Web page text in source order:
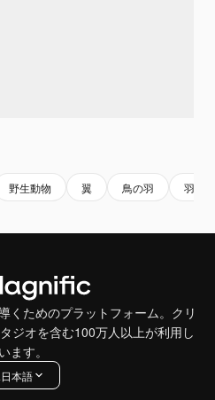
野生動物 翼 鳥の羽 羽
くためのプラットフォーム。クリ
ジオを含む100万人以上が利用し
ます。
日本語